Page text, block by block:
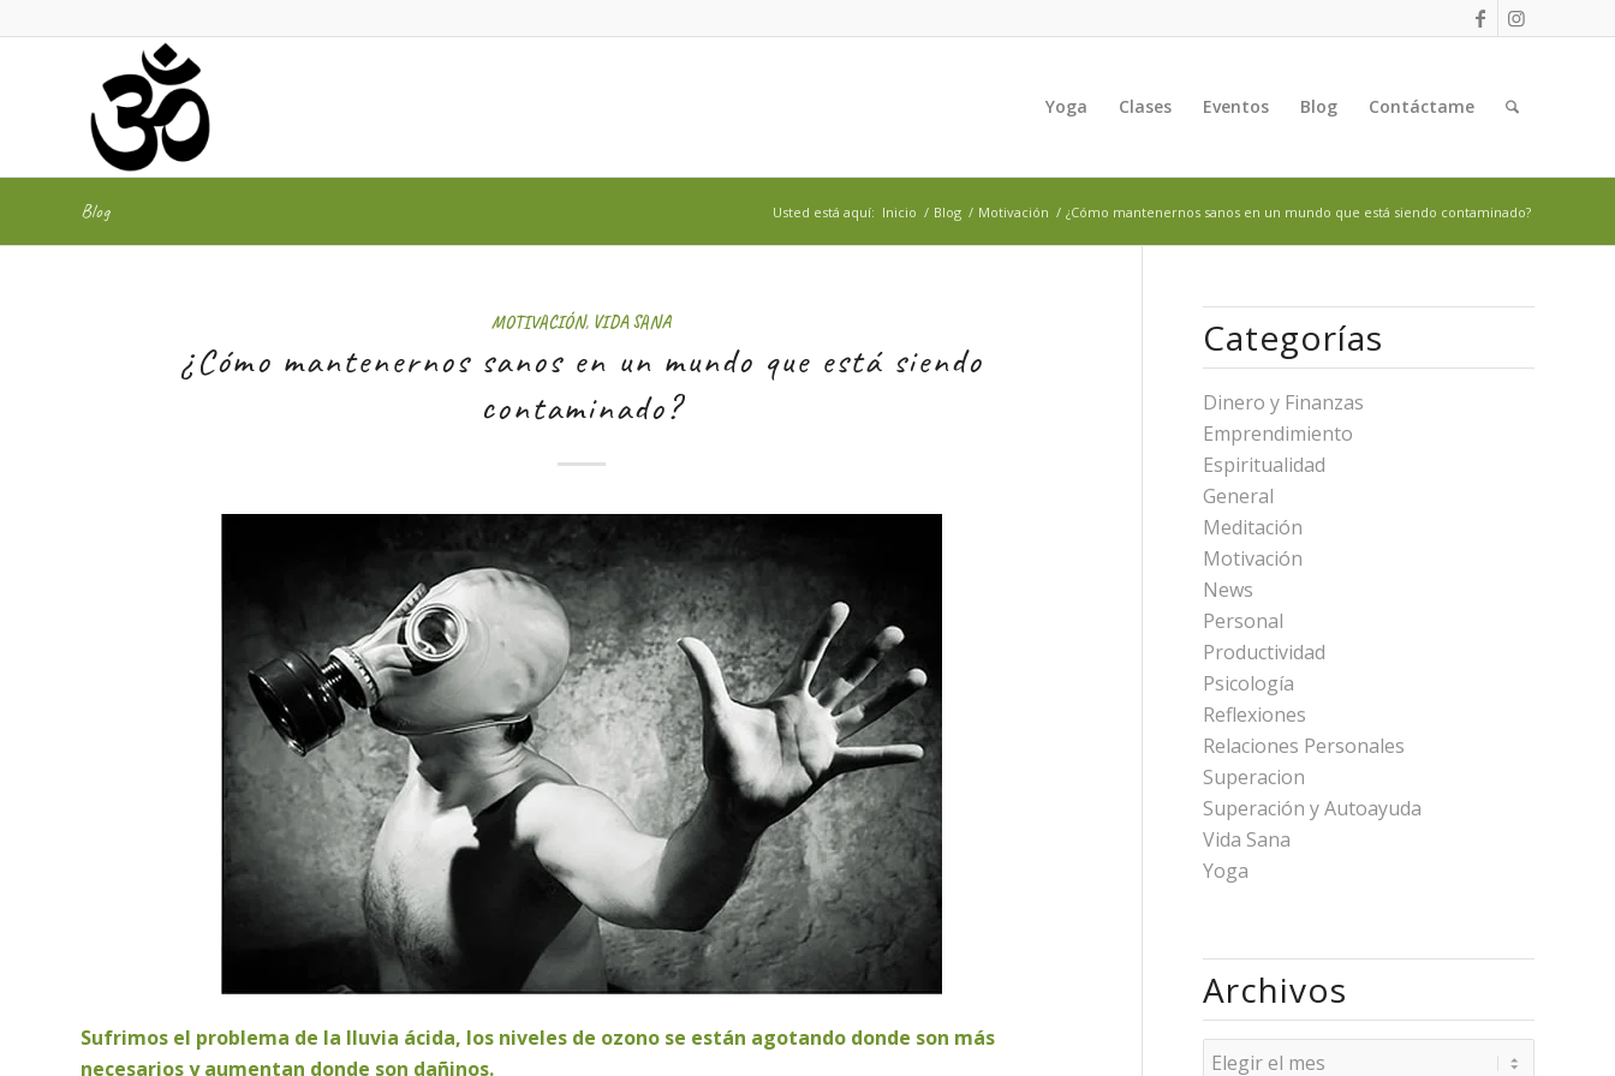
Yoga Clases Eventos Blog Contáctame
Blog Usted está aquí: Inicio / Blog / Motivación / ¿Cómo mantenernos sanos en un mundo que está siendo contaminado?
MOTIVACIÓN, VIDA SANA
¿Cómo mantenernos sanos en un mundo que está siendo
contaminado?
Sufrimos el problema de la lluvia ácida, los niveles de ozono se están agotando donde son más
necesarios y aumentan donde son dañinos.
Categorías
Dinero y Finanzas
Emprendimiento
Espiritualidad
General
Meditación
Motivación
News
Personal
Productividad
Psicología
Reflexiones
Relaciones Personales
Superacion
Superación y Autoayuda
Vida Sana
Yoga
Archivos